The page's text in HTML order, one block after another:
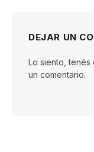
DEJAR UN
Lo siento, tenés
un comentario.